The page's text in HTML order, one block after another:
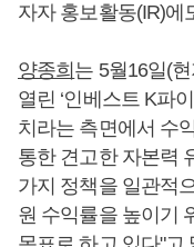
자자 홍보활동(IR)에
양종희 는 5월16일(
열린 ‘인베스트 K파
치라는 측면에서 수
통한 견고한 자본력
가지 정책을 일관적
원 수익률을 높이기